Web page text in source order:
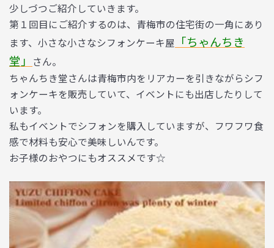
少しづつご紹介していきます。
第１回目にご紹介するのは、青梅市の住宅街の一角にあり
ます、小さな小さなシフォンケーキ屋 「ちゃんちき
堂」
さん。
ちゃんちき堂さんは青梅市内をリアカーを引きながらシフ
ォンケーキを販売していて、イベントにも出店したりして
います。
私もイベントでシフォンを購入していますが、フワフワ食
感で材料も安心で美味しいんです。
お子様のおやつにもオススメです☆